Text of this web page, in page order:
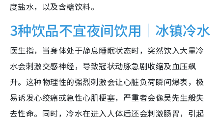
度盐水，以及含糖饮料。
3种饮品不宜夜间饮用｜冰镇冷水
医生指，当身体处于静息睡眠状态时，突然饮入大量冷
水会刺激交感神经，导致冠状动脉急剧收缩及血压飙
升。这种物理性的强烈刺激会让心脏负荷瞬间爆表，极
易诱发心绞痛或急性心肌梗塞，严重者会像吴先生般失
去性命。同时，冷水在进入人体后还会刺激肠胃，引起